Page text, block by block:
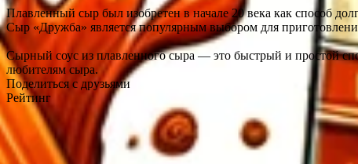
Плавленный сыр был изобретен в начале 20 века как способ
Сыр «Дружба» является популярным выбором для
Сырный соус из плавленного сыра — это быстрый и простой
любителям сыра.
Поделиться с друзьями
Рейтинг